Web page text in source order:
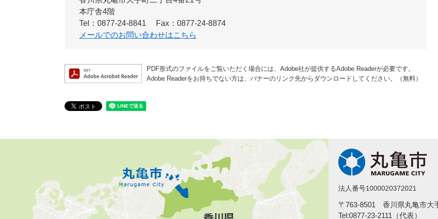
本庁舎4階
Tel：0877-24-8841
Fax：0877-24-8874
メールでのお問い合わせはこちら
PDF形式のファイルをご覧いただく場合には、Adobe社が提供するAdobe Readerが必要です。
Adobe Readerをお持ちでない方は、バナーのリンク先からダウンロードしてください。（無料）
法人番号1000020372021
〒763-8501 香川県丸亀市大
Tel:0877-23-2111（代表）